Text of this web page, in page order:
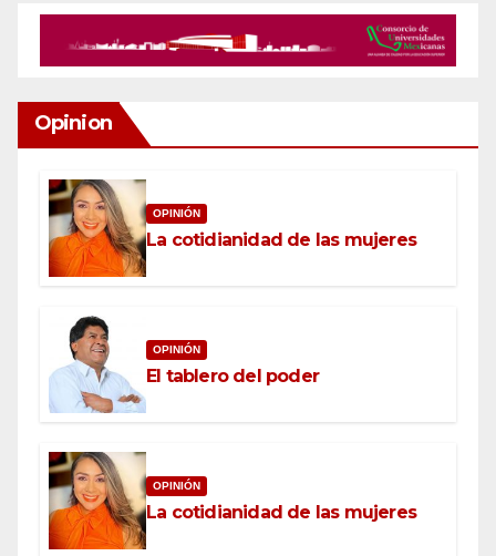
Opinion
OPINIÓN
La cotidianidad de las mujeres
OPINIÓN
El tablero del poder
OPINIÓN
La cotidianidad de las mujeres